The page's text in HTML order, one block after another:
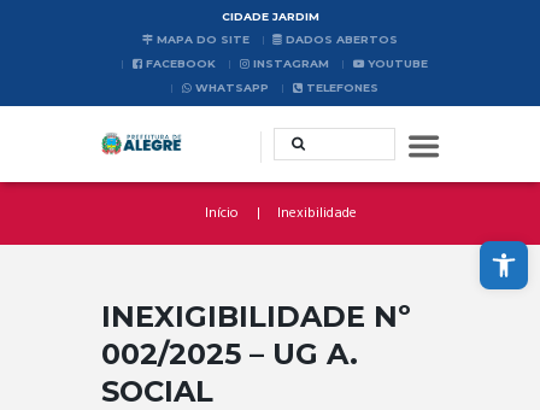
Abrir a barra de ferramentas
CIDADE JARDIM
MAPA DO SITE
DADOS ABERTOS
FACEBOOK
INSTAGRAM
YOUTUBE
WHATSAPP
TELEFONES
Início Inexibilidade
INEXIGIBILIDADE Nº
002/2025 – UG A.
SOCIAL